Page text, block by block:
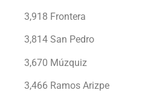
3,918 Frontera
3,814 San Pedro
3,670 Múzquiz
3,466 Ramos Arizpe